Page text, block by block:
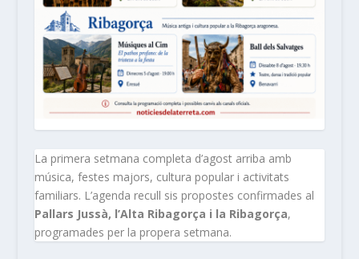
La primera setmana completa d’agost arriba amb
música, festes majors, cultura popular i activitats
familiars. L’agenda recull sis propostes confirmades al
Pallars Jussà, l’Alta Ribagorça i la Ribagorça,
programades per la propera setmana.